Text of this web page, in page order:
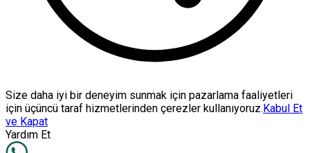
Size daha iyi bir deneyim sunmak için pazarlama faaliyetleri
için üçüncü taraf hizmetlerinden çerezler kullanıyoruz. Kabul Et
ve Kapat
Yardım Et